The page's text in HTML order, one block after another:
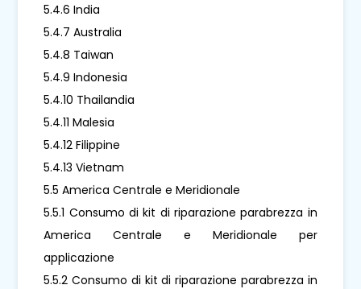
5.4.6 India
5.4.7 Australia
5.4.8 Taiwan
5.4.9 Indonesia
5.4.10 Thailandia
5.4.11 Malesia
5.4.12 Filippine
5.4.13 Vietnam
5.5 America Centrale e Meridionale
5.5.1 Consumo di kit di riparazione parabrezza in
America Centrale e Meridionale per
applicazione
5.5.2 Consumo di kit di riparazione parabrezza in